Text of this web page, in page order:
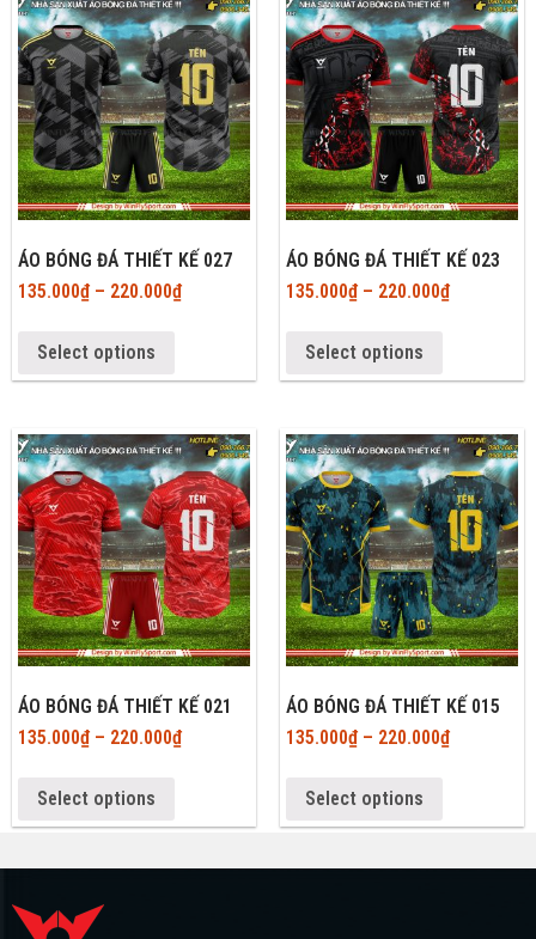
ÁO BÓNG ĐÁ THIẾT KẾ 027
135.000₫– 220.000₫
Select options
ÁO BÓNG ĐÁ THIẾT KẾ 023
135.000₫– 220.000₫
Select options
ÁO BÓNG ĐÁ THIẾT KẾ 021
135.000₫– 220.000₫
Select options
ÁO BÓNG ĐÁ THIẾT KẾ 015
135.000₫– 220.000₫
Select options